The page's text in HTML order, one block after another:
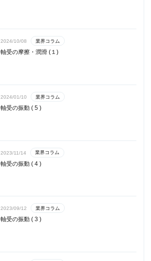
2024/10/08 業界コラム
軸受の摩擦・潤滑 (１)
2024/01/10 業界コラム
軸受の振動 ( 5 )
2023/11/14 業界コラム
軸受の振動 ( 4 )
2023/09/12 業界コラム
軸受の振動 ( 3 )